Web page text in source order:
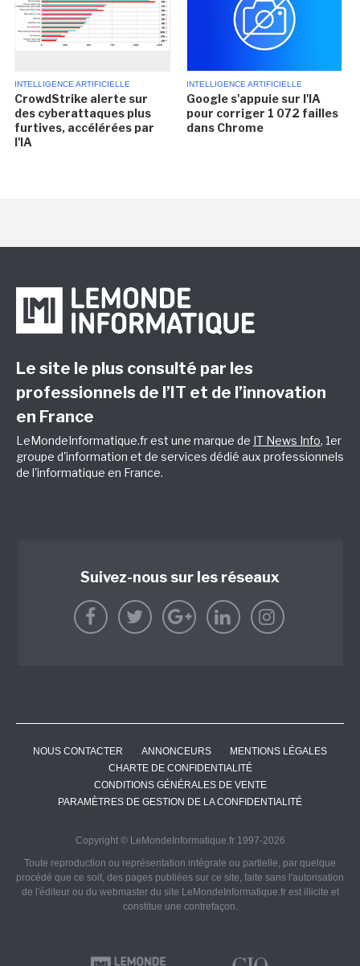
INTELLIGENCE ARTIFICIELLE
CrowdStrike alerte sur
des cyberattaques plus
furtives, accélérées par
l'IA
INTELLIGENCE ARTIFICIELLE
Google s'appuie sur l'IA
pour corriger 1 072 failles
dans Chrome
Le site le plus consulté par les
professionnels de l’IT et de l’innovation
en France
LeMondeInformatique.fr est une marque de IT News Info, 1er
groupe d'information et de services dédié aux professionnels
de l'informatique en France.
Suivez-nous sur les réseaux
NOUS CONTACTER ANNONCEURS
MENTIONS LÉGALES
CHARTE DE CONFIDENTIALITÉ
CONDITIONS GÉNÉRALES DE VENTE
PARAMÈTRES DE GESTION DE LA CONFIDENTIALITÉ
Copyright © LeMondeInformatique.fr 1997-2026
Toute reproduction ou représentation intégrale ou partielle, par quelque
procédé que ce soit, des pages publiées sur ce site, faite sans l'autorisation
de l'éditeur ou du webmaster du site LeMondeInformatique.fr est illicite et
constitue une contrefaçon.